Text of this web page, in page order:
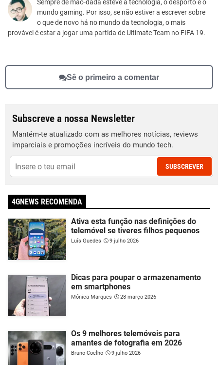
Outro
Sempre de mão-dada esteve a tecnologia, o desporto e o
mundo gaming. Por isso, se não estiver a escrever sobre
o que de novo há no mundo da tecnologia, o mais
provável é estar a jogar uma partida de Ultimate Team no FIFA 19.
Sê o primeiro a comentar
Subscreve a nossa Newsletter
Mantém-te atualizado com as melhores notícias, reviews
imparciais e promoções incríveis do mundo tech.
SUBSCREVER
4GNEWS RECOMENDA
Ativa esta função nas definições do
telemóvel se tiveres filhos pequenos
Luís Guedes 9 julho 2026
Dicas para poupar o armazenamento
em smartphones
Mónica Marques 28 março 2026
Os 9 melhores telemóveis para
amantes de fotografia em 2026
Bruno Coelho 9 julho 2026